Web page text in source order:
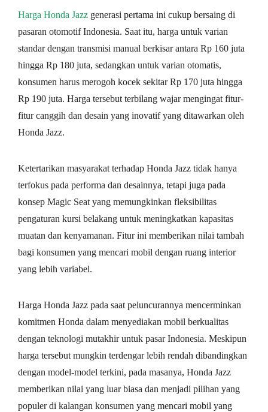
Harga Honda Jazz generasi pertama ini cukup bersaing di
pasaran otomotif Indonesia. Saat itu, harga untuk varian
standar dengan transmisi manual berkisar antara Rp 160 juta
hingga Rp 180 juta, sedangkan untuk varian otomatis,
konsumen harus merogoh kocek sekitar Rp 170 juta hingga
Rp 190 juta. Harga tersebut terbilang wajar mengingat fitur-
fitur canggih dan desain yang inovatif yang ditawarkan oleh
Honda Jazz.
Ketertarikan masyarakat terhadap Honda Jazz tidak hanya
terfokus pada performa dan desainnya, tetapi juga pada
konsep Magic Seat yang memungkinkan fleksibilitas
pengaturan kursi belakang untuk meningkatkan kapasitas
muatan dan kenyamanan. Fitur ini memberikan nilai tambah
bagi konsumen yang mencari mobil dengan ruang interior
yang lebih variabel.
Harga Honda Jazz pada saat peluncurannya mencerminkan
komitmen Honda dalam menyediakan mobil berkualitas
dengan teknologi mutakhir untuk pasar Indonesia. Meskipun
harga tersebut mungkin terdengar lebih rendah dibandingkan
dengan model-model terkini, pada masanya, Honda Jazz
memberikan nilai yang luar biasa dan menjadi pilihan yang
populer di kalangan konsumen yang mencari mobil yang